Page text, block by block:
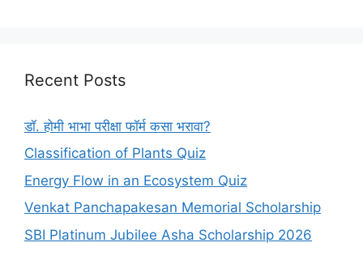
Recent Posts
डॉ. होमी भाभा परीक्षा फॉर्म कसा भरावा?
Classification of Plants Quiz
Energy Flow in an Ecosystem Quiz
Venkat Panchapakesan Memorial Scholarship
SBI Platinum Jubilee Asha Scholarship 2026